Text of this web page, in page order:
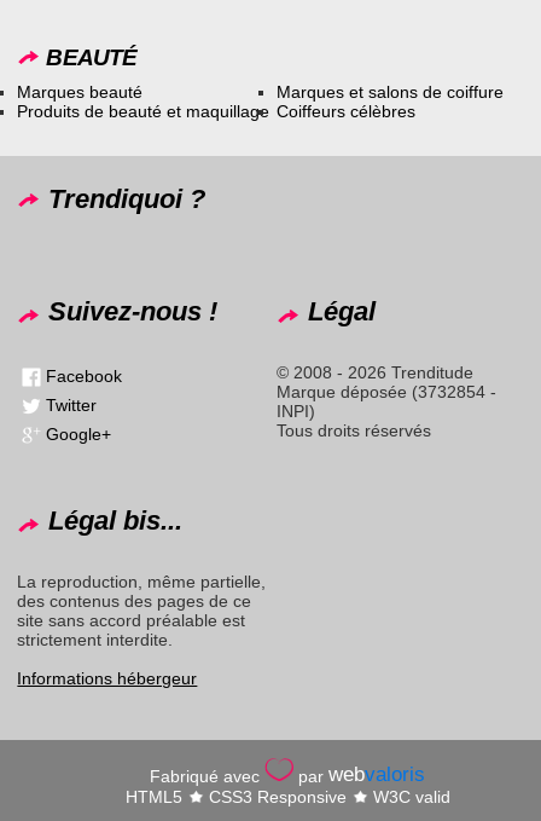
BEAUTÉ
Marques beauté
Produits de beauté et maquillage
Marques et salons de coiffure
Coiffeurs célèbres
Trendiquoi ?
Suivez-nous !
Facebook
Twitter
Google+
Légal
© 2008 - 2026 Trenditude
Marque déposée (3732854 -
INPI)
Tous droits réservés
Légal bis...
La reproduction, même partielle,
des contenus des pages de ce
site sans accord préalable est
strictement interdite.
Informations hébergeur
Fabriqué avec parwebvaloris
HTML5 CSS3 Responsive W3C valid